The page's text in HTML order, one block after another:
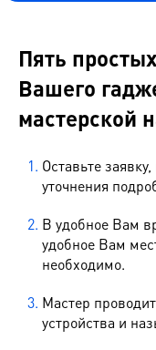
Пять
Вашего
мастерской
Оставьте
уточнения
В удобное Вам
удобное Вам
необходимо.
Мастер
устройства и